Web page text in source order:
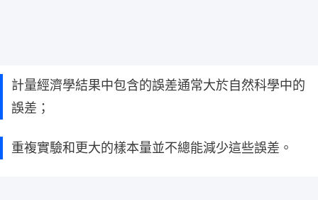
計量經濟學結果中包含的誤差通常大於自然科學中的
誤差；
重複實驗和更大的樣本量並不總能減少這些誤差。